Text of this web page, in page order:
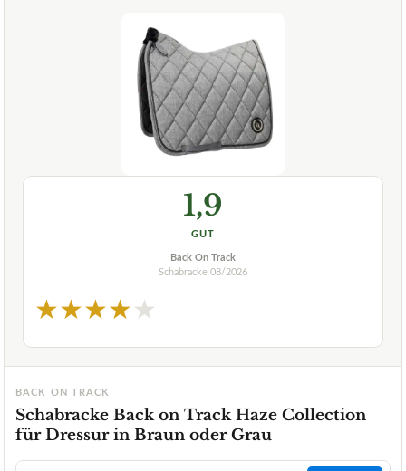
1,9
GUT
Back On Track
Schabracke 08/2026
★★★★★
BACK ON TRACK
Schabracke Back on Track Haze Collection
für Dressur in Braun oder Grau